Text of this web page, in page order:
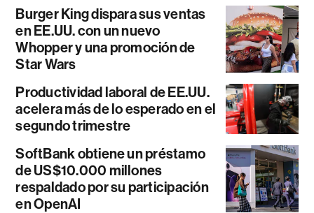
Burger King dispara sus ventas
en EE.UU. con un nuevo
Whopper y una promoción de
Star Wars
Productividad laboral de EE.UU.
acelera más de lo esperado en el
segundo trimestre
SoftBank obtiene un préstamo
de US$10.000 millones
respaldado por su participación
en OpenAI